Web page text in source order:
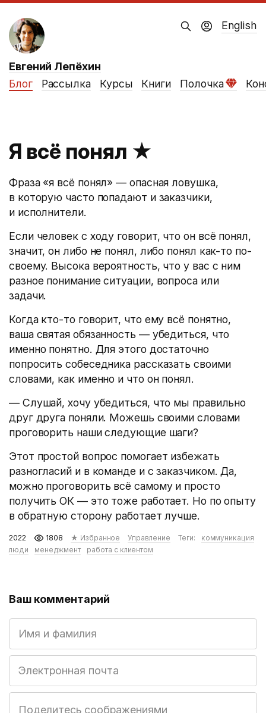
Евгений Лепёхин
Блог
Рассылка Курсы Книги Полочка
English
Я всё понял ★
Фраза «я всё понял» — опасная ловушка,
в которую часто попадают и заказчики,
и исполнители.
Если человек с ходу говорит, что он всё понял,
значит, он либо не понял, либо понял как-то по-
своему. Высока вероятность, что у вас с ним
разное понимание ситуации, вопроса или
задачи.
Когда кто-то говорит, что ему всё понятно,
ваша святая обязанность — убедиться, что
именно понятно. Для этого достаточно
попросить собеседника рассказать своими
словами, как именно и что он понял.
— Слушай, хочу убедиться, что мы правильно
друг друга поняли. Можешь своими словами
проговорить наши следующие шаги?
Этот простой вопрос помогает избежать
разногласий и в команде и с заказчиком. Да,
можно проговорить всё самому и просто
получить ОК — это тоже работает. Но по опыту
в обратную сторону работает лучше.
2022 1808 ★ Избранное Управление Теги:
коммуникация
люди
менеджмент работа с клиентом
Ваш комментарий